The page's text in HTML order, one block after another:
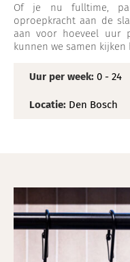
Of je nu fulltime,
oproepkracht aan de
aan voor hoeveel uur
kunnen we samen
Uur per week: 0 - 24
Locatie: Den Bosch